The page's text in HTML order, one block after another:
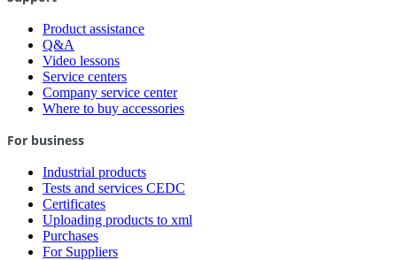
Product assistance
Q&A
Video lessons
Service centers
Company service center
Where to buy accessories
For business
Industrial products
Tests and services CEDC
Certificates
Uploading products to xml
Purchases
For Suppliers